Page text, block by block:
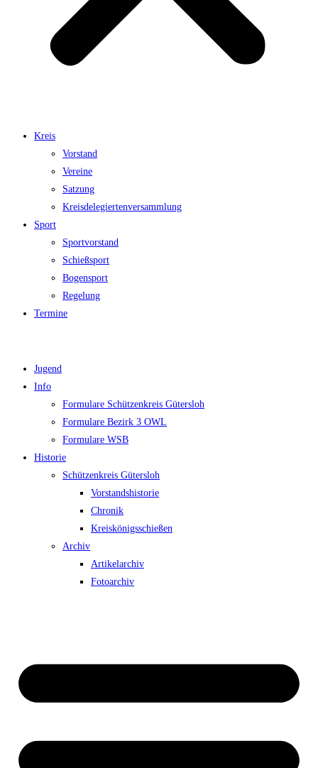
Kreis
Vorstand
Vereine
Satzung
Kreisdelegiertenversammlung
Sport
Sportvorstand
Schießsport
Bogensport
Regelung
Termine
Jugend
Info
Formulare Schützenkreis Gütersloh
Formulare Bezirk 3 OWL
Formulare WSB
Historie
Schützenkreis Gütersloh
Vorstandshistorie
Chronik
Kreiskönigsschießen
Archiv
Artikelarchiv
Fotoarchiv